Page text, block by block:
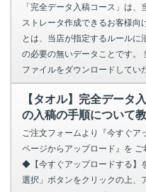
「完全データ入稿コース」は
ストレータ作成できるお客様向
とは、当店が指定するルール
の必要の無いデータことです。
ファイルをダウンロードしてい
【タオル】完全データ
の入稿の手順について
ご注文フォームより『今すぐア
ページからアップロード』を ご
◆【今すぐアップロードする】
選択」ボタンをクリックの上、